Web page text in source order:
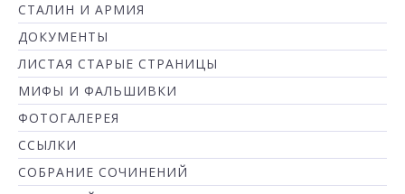
СТАЛИН И АРМИЯ
ДОКУМЕНТЫ
ЛИСТАЯ СТАРЫЕ СТРАНИЦЫ
МИФЫ И ФАЛЬШИВКИ
ФОТОГАЛЕРЕЯ
ССЫЛКИ
СОБРАНИЕ СОЧИНЕНИЙ